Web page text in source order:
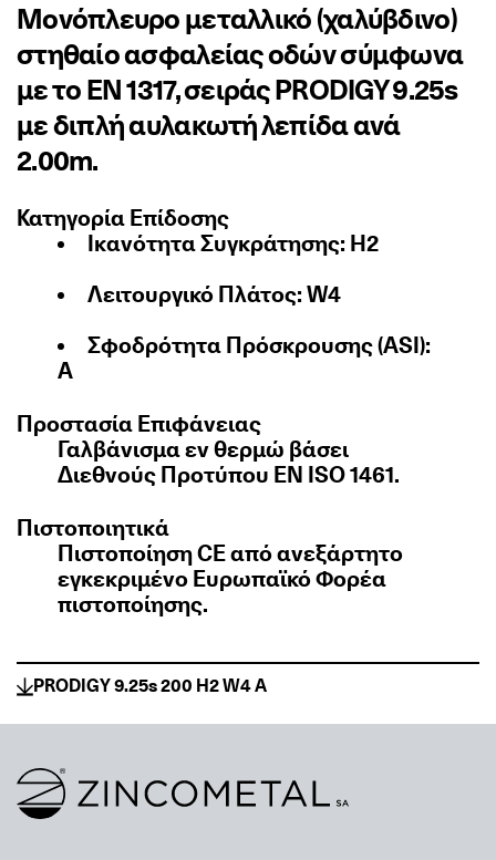
Μονόπλευρο μεταλλικό (χαλύβδινο)
στηθαίο ασφαλείας οδών σύμφωνα
με το EN 1317, σειράς PRODIGY 9.25s
με διπλή αυλακωτή λεπίδα ανά
2.00m.
Κατηγορία Επίδοσης
Ικανότητα Συγκράτησης: H2
Λειτουργικό Πλάτος: W4
Σφοδρότητα Πρόσκρουσης (ASI):
A
Προστασία Επιφάνειας
Γαλβάνισμα εν θερμώ βάσει
Διεθνούς Προτύπου EN ISO 1461.
Πιστοποιητικά
Πιστοποίηση CE από ανεξάρτητο
εγκεκριμένο Ευρωπαϊκό Φορέα
πιστοποίησης.
PRODIGY 9.25s 200 H2 W4 A
Link to homepage